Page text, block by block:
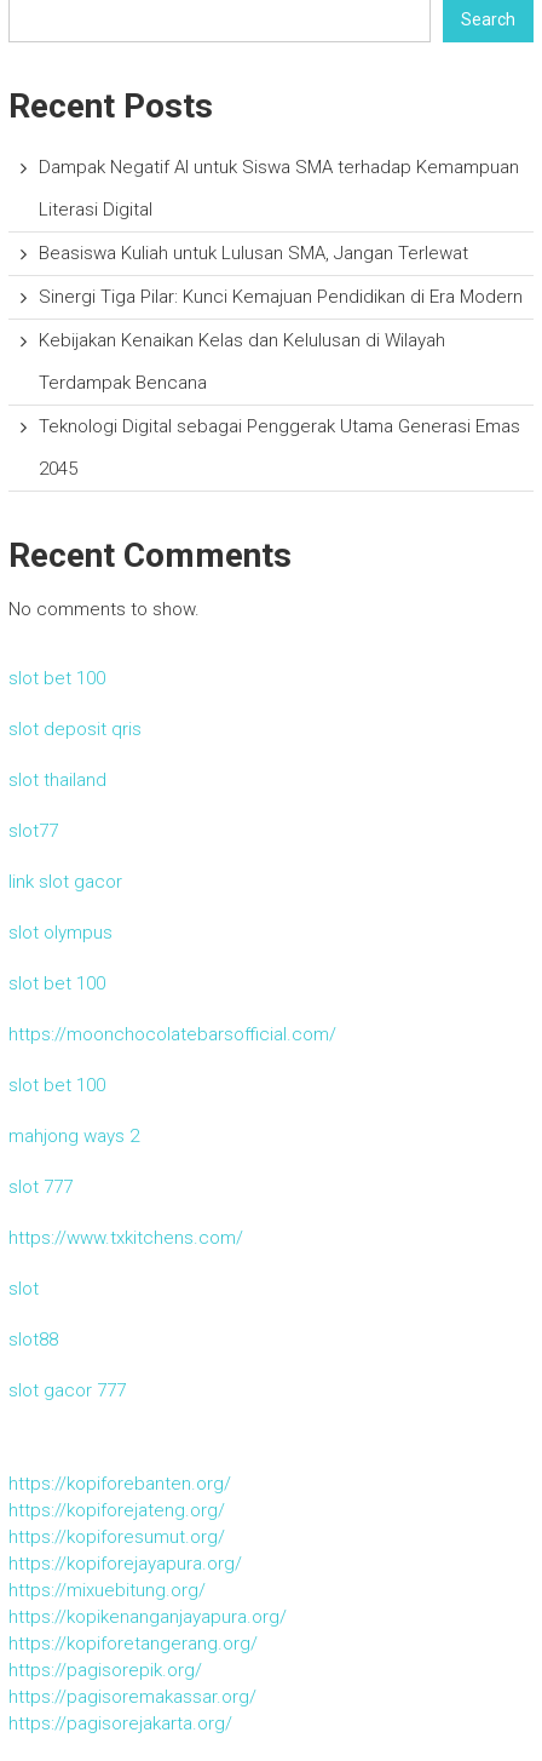
Search
Recent Posts
Dampak Negatif AI untuk Siswa SMA terhadap Kemampuan
Literasi Digital
Beasiswa Kuliah untuk Lulusan SMA, Jangan Terlewat
Sinergi Tiga Pilar: Kunci Kemajuan Pendidikan di Era Modern
Kebijakan Kenaikan Kelas dan Kelulusan di Wilayah
Terdampak Bencana
Teknologi Digital sebagai Penggerak Utama Generasi Emas
2045
Recent Comments
No comments to show.
slot bet 100
slot deposit qris
slot thailand
slot77
link slot gacor
slot olympus
slot bet 100
https://moonchocolatebarsofficial.com/
slot bet 100
mahjong ways 2
slot 777
https://www.txkitchens.com/
slot
slot88
slot gacor 777
https://kopiforebanten.org/
https://kopiforejateng.org/
https://kopiforesumut.org/
https://kopiforejayapura.org/
https://mixuebitung.org/
https://kopikenanganjayapura.org/
https://kopiforetangerang.org/
https://pagisorepik.org/
https://pagisoremakassar.org/
https://pagisorejakarta.org/